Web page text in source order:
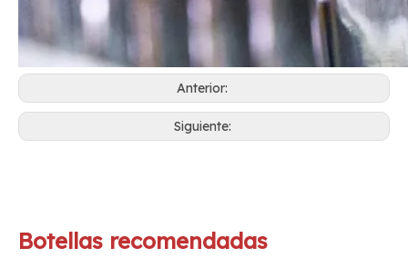
Anterior:
Siguiente:
Botellas recomendadas